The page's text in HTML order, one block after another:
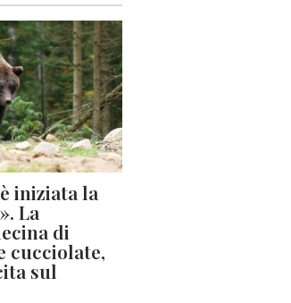
iniziata la
La
di
cucciolate,
sul